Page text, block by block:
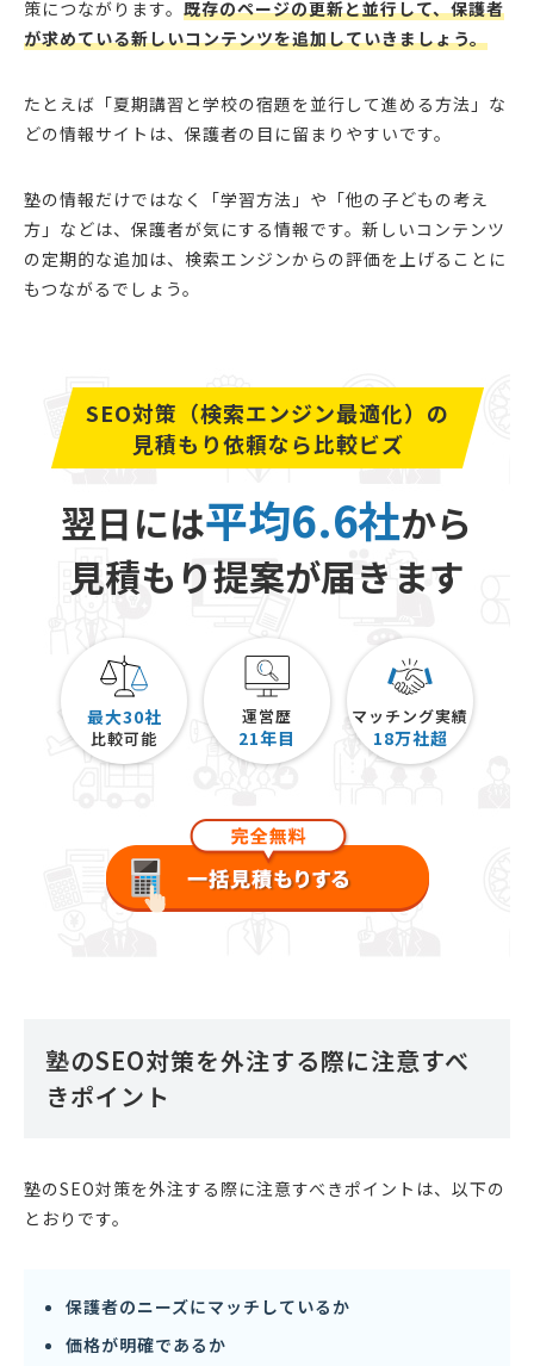
策につながります。 既存のページの更新と並行して、保護者
が求めている新しいコンテンツを追加していきましょう。
たとえば「夏期講習と学校の宿題を並行して進める方法」な
どの情報サイトは、保護者の目に留まりやすいです。
塾の情報だけではなく「学習方法」や「他の子どもの考え
方」などは、保護者が気にする情報です。新しいコンテンツ
の定期的な追加は、検索エンジンからの評価を上げることに
もつながるでしょう。
SEO対策（検索エンジン最適化）の
見積もり依頼なら比較ビズ
翌日には平均6.6社から
見積もり提案が届きます
最大30社
比較可能
運営歴
21年目
マッチング実績
18万社超
塾のSEO対策を外注する際に注意すべ
きポイント
塾のSEO対策を外注する際に注意すべきポイントは、以下の
とおりです。
保護者のニーズにマッチしているか
価格が明確であるか